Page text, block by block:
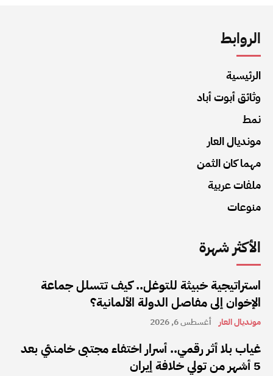
الروابط
الرئيسية
وثائق أبوت أباد
نمط
مونديال العار
مهما كان الثمن
ملفات عربية
منوعات
الأكثر شهرة
استراتيجية خبيثة للتوغل.. كيف تتسلل جماعة
الإخوان إلى مفاصل الدولة الألمانية؟
مونديال العار أغسطس 6, 2026
غياب بلا أثر رقمي.. أسرار اختفاء مجتبى خامنئي بعد
5 أشهر من تولي خلافة إيران